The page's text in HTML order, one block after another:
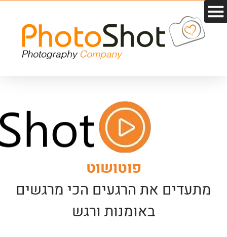
פוטושוט
מתעדים את הרגעים הכי מרגשים
באומנות ורגש